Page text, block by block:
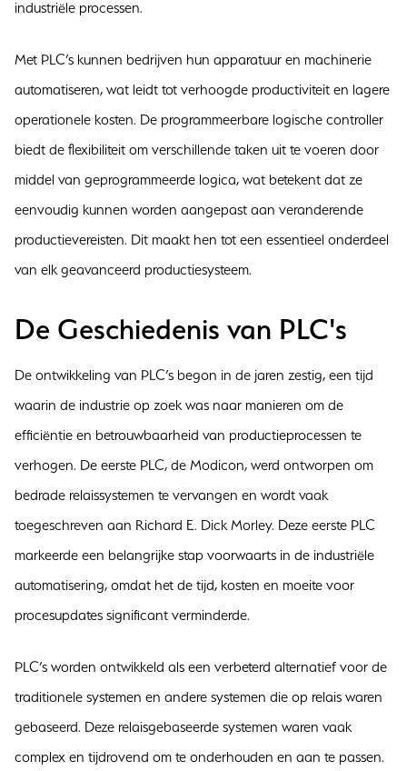
industriële processen.
Met PLC’s kunnen bedrijven hun apparatuur en machinerie
automatiseren, wat leidt tot verhoogde productiviteit en lagere
operationele kosten. De programmeerbare logische controller
biedt de flexibiliteit om verschillende taken uit te voeren door
middel van geprogrammeerde logica, wat betekent dat ze
eenvoudig kunnen worden aangepast aan veranderende
productievereisten. Dit maakt hen tot een essentieel onderdeel
van elk geavanceerd productiesysteem.
De Geschiedenis van PLC's
De ontwikkeling van PLC’s begon in de jaren zestig, een tijd
waarin de industrie op zoek was naar manieren om de
efficiëntie en betrouwbaarheid van productieprocessen te
verhogen. De eerste PLC, de Modicon, werd ontworpen om
bedrade relaissystemen te vervangen en wordt vaak
toegeschreven aan Richard E. Dick Morley. Deze eerste PLC
markeerde een belangrijke stap voorwaarts in de industriële
automatisering, omdat het de tijd, kosten en moeite voor
procesupdates significant verminderde.
PLC’s worden ontwikkeld als een verbeterd alternatief voor de
traditionele systemen en andere systemen die op relais waren
gebaseerd. Deze relaisgebaseerde systemen waren vaak
complex en tijdrovend om te onderhouden en aan te passen.